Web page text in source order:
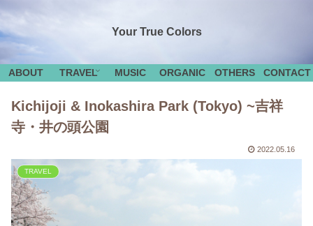
Your True Colors
ABOUT TRAVEL MUSIC ORGANIC OTHERS CONTACT
Kichijoji & Inokashira Park (Tokyo) ~吉祥
寺・井の頭公園
2022.05.16
TRAVEL